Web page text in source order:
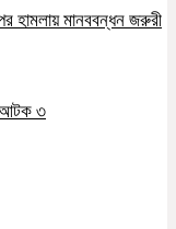
হামলায় মানববন্ধন জরুরী
আটক ৩